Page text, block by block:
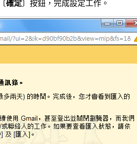
確定〕按鈕，完成設定工作。